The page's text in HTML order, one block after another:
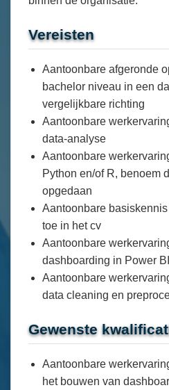
Vereisten
Aantoonbare afgeronde
bachelor niveau in een
vergelijkbare richting
Aantoonbare
data-analyse
Aantoonbare
Python en/of R, benoem
opgedaan
Aantoonbare
toe in het cv
Aantoonbare
dashboarding in Power BI
Aantoonbare
data cleaning en
Gewenste
Aantoonbare
het bouwen van